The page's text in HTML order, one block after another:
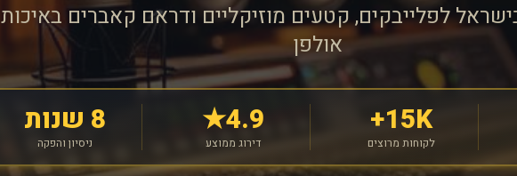
לפלייבקים, קטעים מוזיקליים ודראם קאברים באיכות
אולפן
15K+
לקוחות מרוצים
4.9★
דירוג ממוצע
8 שנות
ניסיון והפקה